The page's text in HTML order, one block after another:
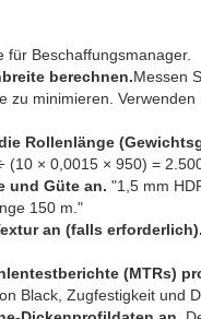
für Beschaffungsmanager.
berechnen.Messen
zu minimieren.
Rollenlänge
(10 × 0,0015 × 950) =
und Güte an. "1,5 mm
150 m."
an (falls erforderlich).
(MTRs)
Black, Zugfestigkeit und